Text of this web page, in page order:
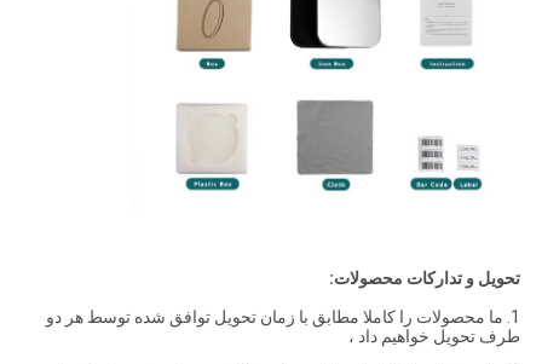
تحویل و تدارکات محصولات:
1. ما محصولات را کاملا مطابق با زمان تحویل توافق شده توسط هر دو
طرف تحویل خواهیم داد ،